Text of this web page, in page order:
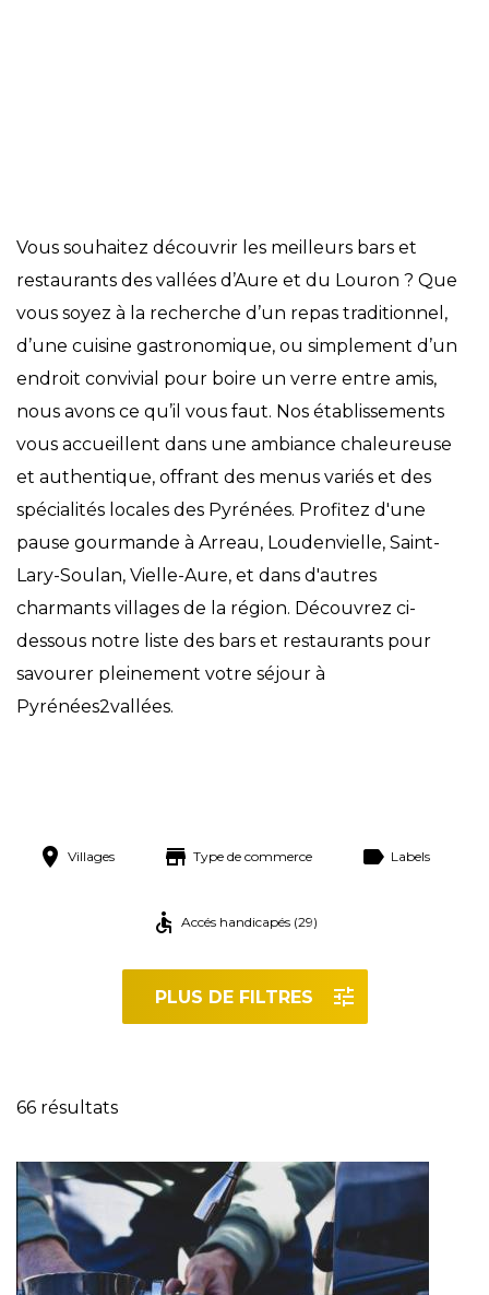
Vous souhaitez découvrir les meilleurs bars et
restaurants des vallées d’Aure et du Louron ? Que
vous soyez à la recherche d’un repas traditionnel,
d’une cuisine gastronomique, ou simplement d’un
endroit convivial pour boire un verre entre amis,
nous avons ce qu’il vous faut. Nos établissements
vous accueillent dans une ambiance chaleureuse
et authentique, offrant des menus variés et des
spécialités locales des Pyrénées. Profitez d'une
pause gourmande à Arreau, Loudenvielle, Saint-
Lary-Soulan, Vielle-Aure, et dans d'autres
charmants villages de la région. Découvrez ci-
dessous notre liste des bars et restaurants pour
savourer pleinement votre séjour à
Pyrénées2vallées.
Villages Type de commerce Labels
Accés handicapés (29)
PLUS DE FILTRES
66 résultats